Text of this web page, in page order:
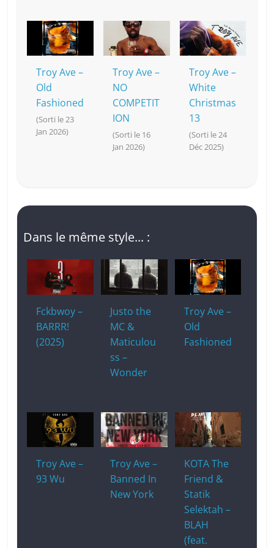
Troy Ave –
Old
Fashioned
(Sorti le 23
Jan 2026)
Troy Ave –
NO
COMPETIT
ION
(Sorti le 16
Jan 2026)
Troy Ave –
White
Christmas
13
(Sorti le 24
Déc 2025)
Dans le même style... :
Fckbwoy –
BARRR!
(2025)
Justo the
MC &
Maticulou
ss –
Wonder
Troy Ave –
Old
Fashioned
Troy Ave –
93 Wu
Troy Ave –
Banned In
New York
KOTA The
Friend &
Statik
Selektah –
BLAH
(feat.